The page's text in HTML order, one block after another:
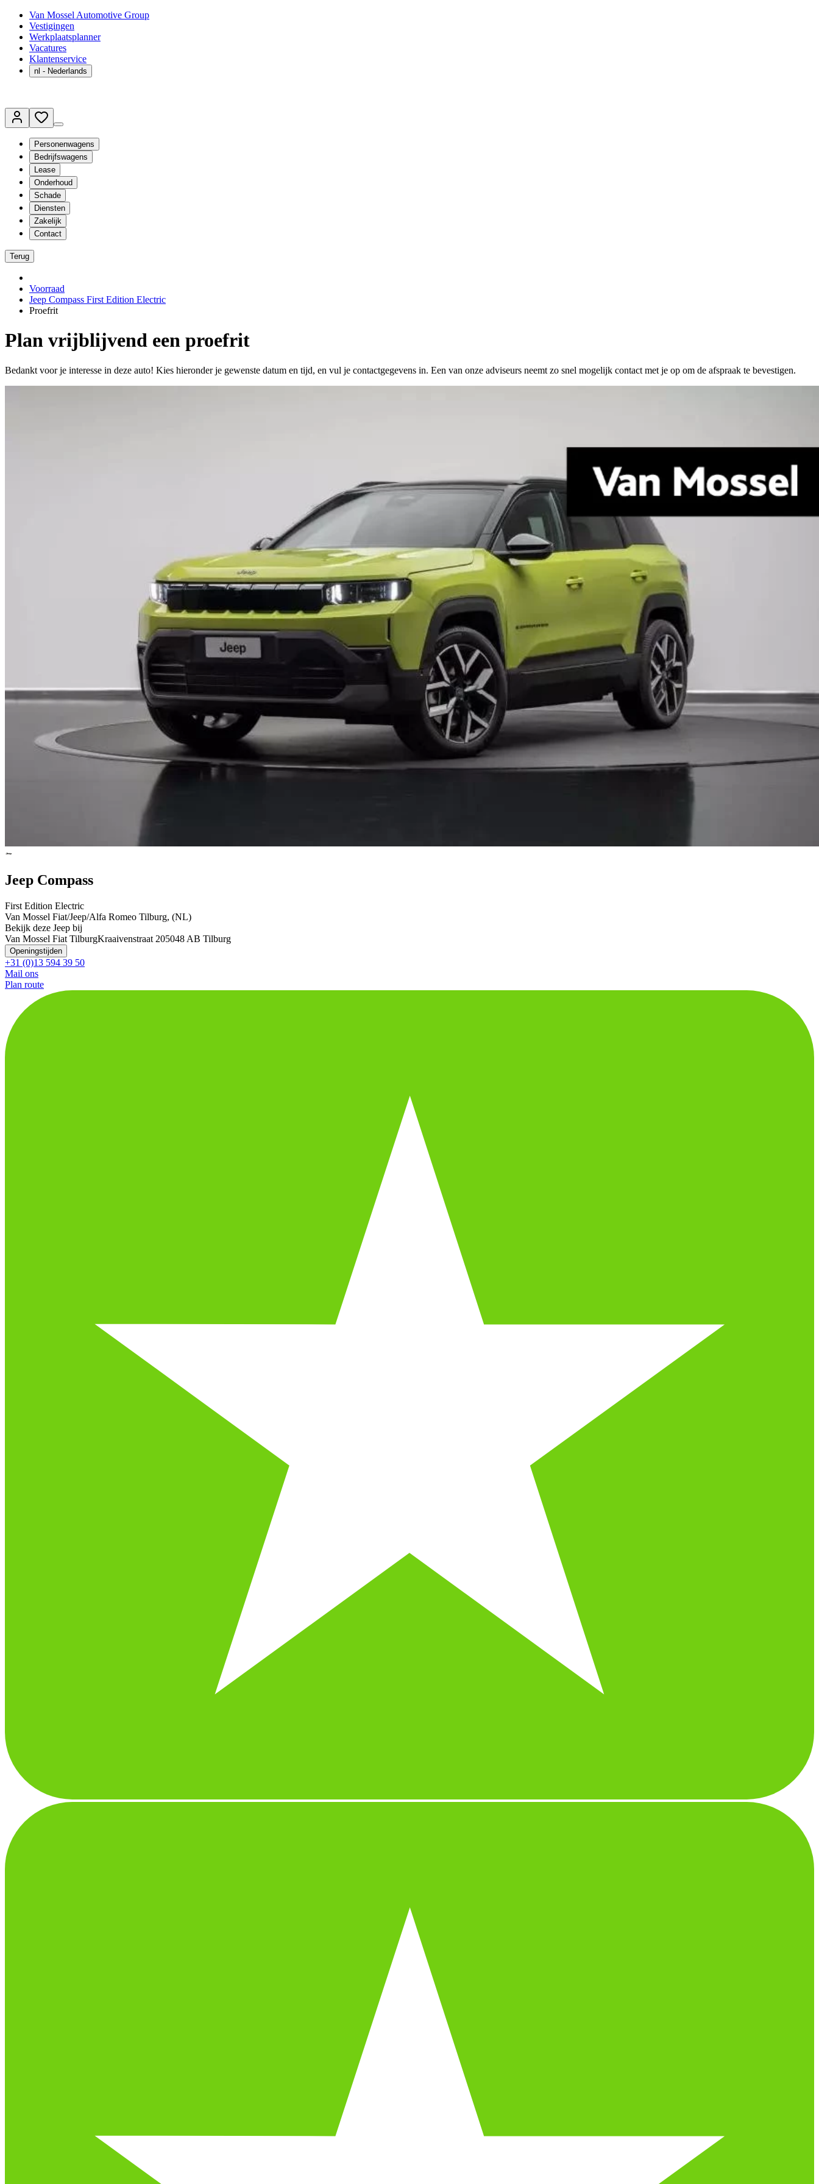
Van Mossel Automotive Group
Vestigingen
Werkplaatsplanner
Vacatures
Klantenservice
nl - Nederlands
Personenwagens
Bedrijfswagens
Lease
Onderhoud
Schade
Diensten
Zakelijk
Contact
Terug
Voorraad
Jeep Compass First Edition Electric
Proefrit
Plan vrijblijvend een proefrit
Bedankt voor je interesse in deze auto! Kies hieronder je gewenste datum en tijd, en vul je contactgegevens in. Een van onze adviseurs neemt zo snel mogelijk contact met je op om de afspraak te bevestigen.
Jeep Compass
First Edition Electric
Van Mossel Fiat/Jeep/Alfa Romeo Tilburg, (NL)
Bekijk deze Jeep bij
Van Mossel Fiat TilburgKraaivenstraat 205048 AB Tilburg
Openingstijden
+31 (0)13 594 39 50
Mail ons
Plan route